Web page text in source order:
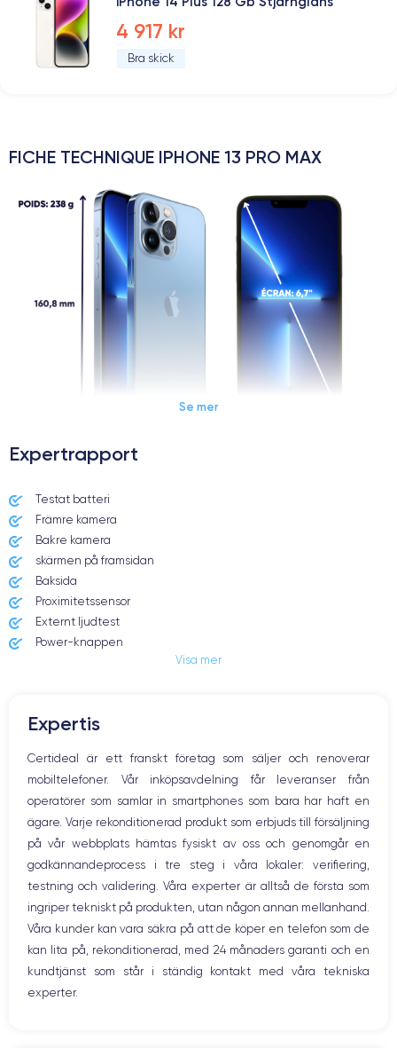
4 917 kr
Bra skick
FICHE TECHNIQUE IPHONE 13 PRO MAX
Dimensions et poids iPhone 13 Pro Max
Date de sortie
14/09/2021
Dimensions
OLED 6.7 pouces
Puce A15 Bionic 6
Nom GPU
GPU 5 cœurs
Fréq. processeur
3.22 GHz
12 Mpx 12 Mpx
Résolution vidéo
4K - 3840 x 2160 px
Recharge rapide
Oui, 25W
Batterie Type de SIM
Se mer
Expertrapport
Testat batteri
Främre kamera
Bakre kamera
skärmen på framsidan
Baksida
Proximitetssensor
Externt ljudtest
Power-knappen
Högtalare
Hem-knappen
Bluetooth
WiFi
Nätverk
Vibration
Prise USB
Visa mer
Expertis
Certideal är ett franskt företag som säljer och renoverar
mobiltelefoner. Vår inköpsavdelning får leveranser från
operatörer som samlar in smartphones som bara har haft en
ägare. Varje rekonditionerad produkt som erbjuds till försäljning
på vår webbplats hämtas fysiskt av oss och genomgår en
godkännandeprocess i tre steg i våra lokaler: verifiering,
testning och validering. Våra experter är alltså de första som
ingriper tekniskt på produkten, utan någon annan mellanhand.
Våra kunder kan vara säkra på att de köper en telefon som de
kan lita på, rekonditionerad, med 24 månaders garanti och en
kundtjänst som står i ständig kontakt med våra tekniska
experter.